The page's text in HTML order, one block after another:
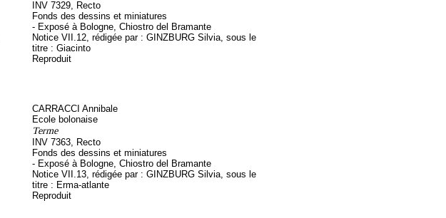
INV 7329, Recto
Fonds des dessins et miniatures
- Exposé à Bologne, Chiostro del Bramante
Notice VII.12, rédigée par : GINZBURG Silvia, sous le
titre : Giacinto
Reproduit
CARRACCI Annibale
Ecole bolonaise
Terme
INV 7363, Recto
Fonds des dessins et miniatures
- Exposé à Bologne, Chiostro del Bramante
Notice VII.13, rédigée par : GINZBURG Silvia, sous le
titre : Erma-atlante
Reproduit